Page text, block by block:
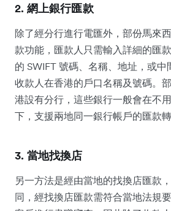
2. 網上銀行匯款
除了經分行進行電匯外，部份馬來
款功能，匯款人只需輸入詳細的匯
的 SWIFT 號碼、名稱、地址，或中
收款人在香港的戶口名稱及號碼。
港設有分行，這些銀行一般會在不
下，支援兩地同一銀行帳戶的匯款轉
3. 當地找換店
另一方法是經由當地的找換店匯款
同，經找換店匯款需符合當地法規